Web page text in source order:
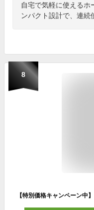
自宅で気軽に使えるホ
ンパクト設計で、連続
8